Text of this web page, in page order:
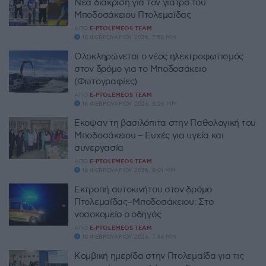
Μποδοσάκειου Πτολεμαΐδας
ΑΠΌ E-PTOLEMEOS TEAM
18 ΦΕΒΡΟΥΑΡΊΟΥ 2026, 7:58 ΜΜ
Ολοκληρώνεται ο νέος ηλεκτροφωτισμός
στον δρόμο για το Μποδοσάκειο
(Φωτογραφίες)
ΑΠΌ E-PTOLEMEOS TEAM
16 ΦΕΒΡΟΥΑΡΊΟΥ 2026, 3:26 ΜΜ
Εκοψαν τη βασιλόπιτα στην Παθολογική του
Μποδοσάκειου – Ευχές για υγεία και
συνεργασία
ΑΠΌ E-PTOLEMEOS TEAM
14 ΦΕΒΡΟΥΑΡΊΟΥ 2026, 8:01 ΜΜ
Εκτροπή αυτοκινήτου στον δρόμο
Πτολεμαΐδας–Μποδοσάκειου: Στο
νοσοκομείο ο οδηγός
ΑΠΌ E-PTOLEMEOS TEAM
10 ΦΕΒΡΟΥΑΡΊΟΥ 2026, 7:44 ΜΜ
Κομβική ημερίδα στην Πτολεμαΐδα για τις